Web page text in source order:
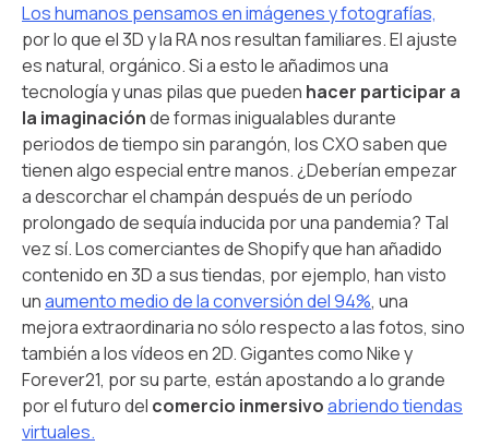
Los humanos pensamos en imágenes y fotografías,
por lo que el 3D y la RA nos resultan familiares. El ajuste
es natural, orgánico. Si a esto le añadimos una
tecnología y unas pilas que pueden hacer participar a
la imaginaciónde formas inigualables durante
periodos de tiempo sin parangón, los CXO saben que
tienen algo especial entre manos. ¿Deberían empezar
a descorchar el champán después de un período
prolongado de sequía inducida por una pandemia? Tal
vez sí. Los comerciantes de Shopify que han añadido
contenido en 3D a sus tiendas, por ejemplo, han visto
unaumento medio de la conversión del 94%, una
mejora extraordinaria no sólo respecto a las fotos, sino
también a los vídeos en 2D. Gigantes como Nike y
Forever21, por su parte, están apostando a lo grande
por el futuro del comercio inmersivoabriendo tiendas
virtuales.